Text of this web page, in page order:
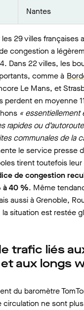
Nantes
29 villes françaises
congestion a
Dans 22 villes, les
comme à
Le Mans, et
perdent en moyenne
« essentiellement
rapides ou
communales de la
le service presse
tirent toutefois
de congestion
à 40 %. Même
aussi à Grenoble,
la situation est restée
trafic liés
aux longs
du baromètre
circulation ne sont